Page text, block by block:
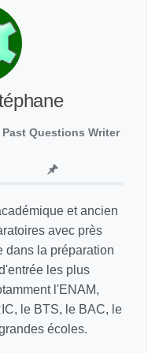
Questions Writer
et ancien
avec près
dans la préparation
les plus
l'ENAM,
le BTS, le BAC, le
écoles.